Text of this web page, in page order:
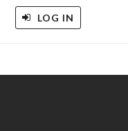
LOG IN